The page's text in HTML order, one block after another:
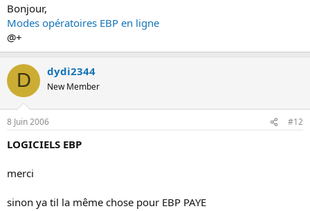
Bonjour,
Modes opératoires EBP en ligne
@+
D dydi2344
New Member
8 Juin 2006 #12
LOGICIELS EBP
merci
sinon ya til la même chose pour EBP PAYE